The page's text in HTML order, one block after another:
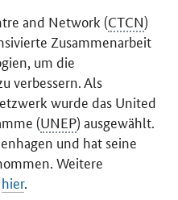
and Network (CTCN)
Zusammenarbeit
um die
verbessern. Als
wurde das United
(UNEP) ausgewählt.
und hat seine
Weitere
hier.